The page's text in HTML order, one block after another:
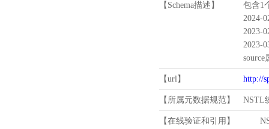
【Schema描述】
包含1
2024-
2023-
2023-
source
【url】 http://
【所属元数据规范】 NSTL
【在线验证和引用】